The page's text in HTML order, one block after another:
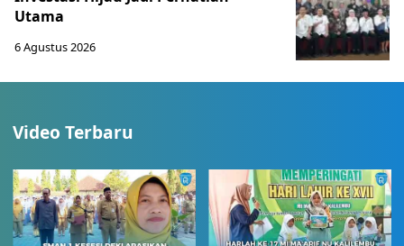
Utama
6 Agustus 2026
Video Terbaru